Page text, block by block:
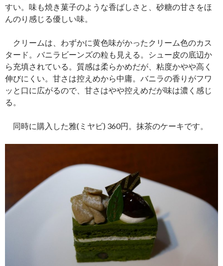
すい。味も焼き菓子のような香ばしさと、砂糖の甘さをほ
んのり感じる優しい味。
クリームは、わずかに黄色味がかったクリーム色のカス
タード。バニラビーンズの粒も見える。シュー皮の底辺か
ら充填されている。質感は柔らかめだが、粘度かやや高く
伸びにくい。甘さは控えめから中庸。バニラの香りがフワ
ッと口に広がるので、甘さはやや控えめだが味は濃く感じ
る。
同時に購入した雅(ミヤビ) 360円。抹茶のケーキです。